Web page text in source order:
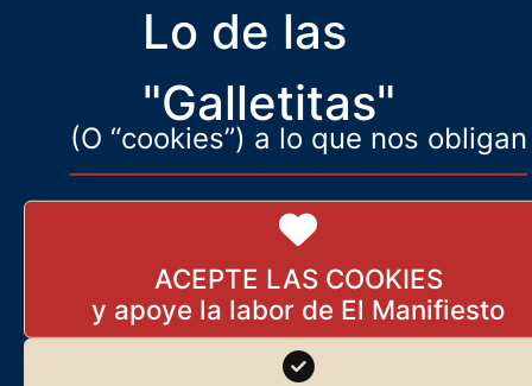
Lo de las
"Galletitas"
(O “cookies”) a lo que nos obligan
ACEPTE LAS COOKIES
¿Cómo podría resplandecer la Belleza cuando el arte (la literatura
en este caso) se pone al servicio del Mercado?